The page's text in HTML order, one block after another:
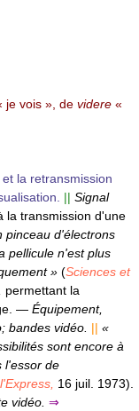
je vois », de videre «
la retransmission
|| Signal
la transmission d'une
pinceau d'électrons
pellicule n'est plus
» (Sciences et
permettant la
— Équipement,
bandes vidéo. || «
sont encore à
l'essor de
l'Express, 16 juil. 1973).
vidéo. ⇒